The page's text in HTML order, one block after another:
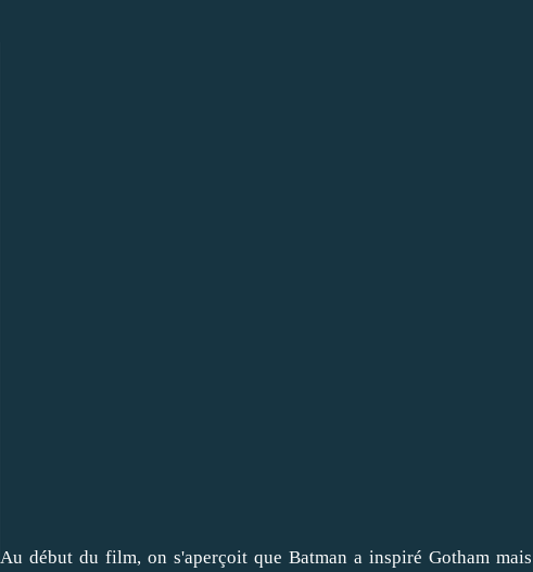
Au début du film, on s'aperçoit que Batman a inspiré Gotham mais